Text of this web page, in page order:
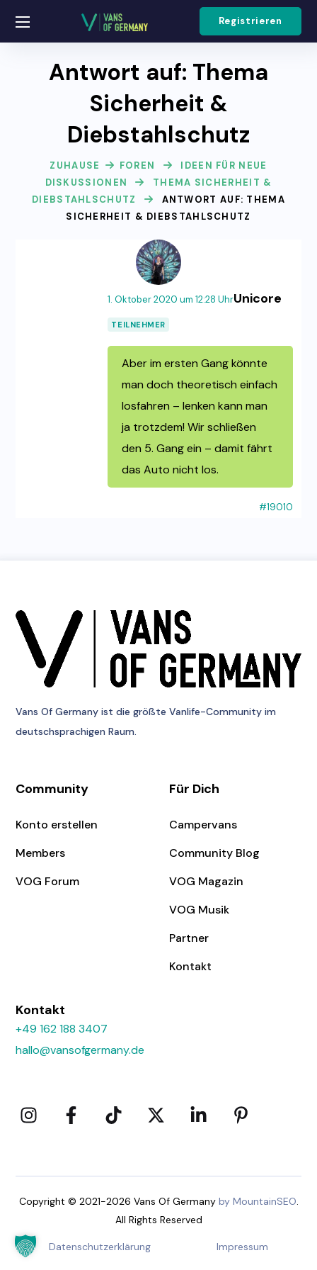
Registrieren
Antwort auf: Thema
Sicherheit &
Diebstahlschutz
ZUHAUSE FOREN
IDEEN FÜR NEUE
DISKUSSIONEN
THEMA SICHERHEIT &
DIEBSTAHLSCHUTZ
ANTWORT AUF: THEMA
SICHERHEIT & DIEBSTAHLSCHUTZ
Unicore
1. Oktober 2020 um 12:28 Uhr
TEILNEHMER
Aber im ersten Gang könnte
man doch theoretisch einfach
losfahren – lenken kann man
ja trotzdem! Wir schließen
den 5. Gang ein – damit fährt
das Auto nicht los.
#19010
Vans Of Germany ist die größte Vanlife-Community im
deutschsprachigen Raum.
Community
Konto erstellen
Members
VOG Forum
Für Dich
Campervans
Community Blog
VOG Magazin
VOG Musik
Partner
Kontakt
Kontakt
+49 162 188 3407
hallo@vansofgermany.de
Copyright © 2021-2026 Vans Of Germany by MountainSEO.
All Rights Reserved
Datenschutzerklärung Impressum